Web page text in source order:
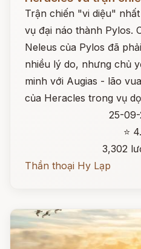
Trận chiến "vi diệu"
vụ đại náo thành Pylos.
Neleus của Pylos đã
nhiều lý do, nhưng chủ
minh với Augias - lão
của Heracles trong vụ
25-
⭐
3,302
Thần thoại Hy Lạp